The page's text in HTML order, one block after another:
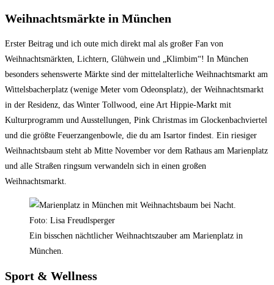
Weihnachtsmärkte in München
Erster Beitrag und ich oute mich direkt mal als großer Fan von
Weihnachtsmärkten, Lichtern, Glühwein und „Klimbim“! In München
besonders sehenswerte Märkte sind der mittelalterliche Weihnachtsmarkt am
Wittelsbacherplatz (wenige Meter vom Odeonsplatz), der Weihnachtsmarkt
in der Residenz, das Winter Tollwood, eine Art Hippie-Markt mit
Kulturprogramm und Ausstellungen, Pink Christmas im Glockenbachviertel
und die größte Feuerzangenbowle, die du am Isartor findest. Ein riesiger
Weihnachtsbaum steht ab Mitte November vor dem Rathaus am Marienplatz
und alle Straßen ringsum verwandeln sich in einen großen
Weihnachtsmarkt.
Ein bisschen nächtlicher Weihnachtszauber am Marienplatz in
München.
Sport & Wellness